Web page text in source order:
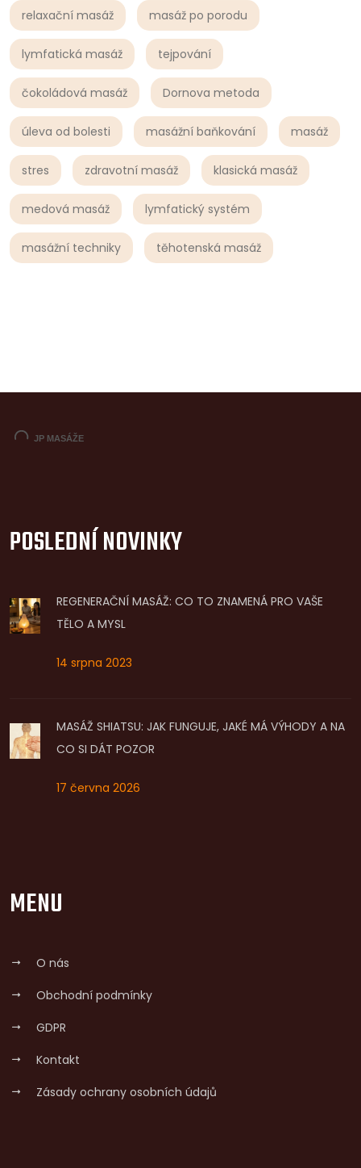
relaxační masáž masáž po porodu
lymfatická masáž tejpování
čokoládová masáž Dornova metoda
úleva od bolesti masážní baňkování masáž
stres zdravotní masáž klasická masáž
medová masáž lymfatický systém
masážní techniky těhotenská masáž
POSLEDNÍ NOVINKY
REGENERAČNÍ MASÁŽ: CO TO ZNAMENÁ PRO VAŠE
TĚLO A MYSL
14 srpna 2023
MASÁŽ SHIATSU: JAK FUNGUJE, JAKÉ MÁ VÝHODY A NA
CO SI DÁT POZOR
17 června 2026
MENU
O nás
Obchodní podmínky
GDPR
Kontakt
Zásady ochrany osobních údajů